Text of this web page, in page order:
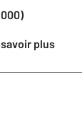
savoir plus